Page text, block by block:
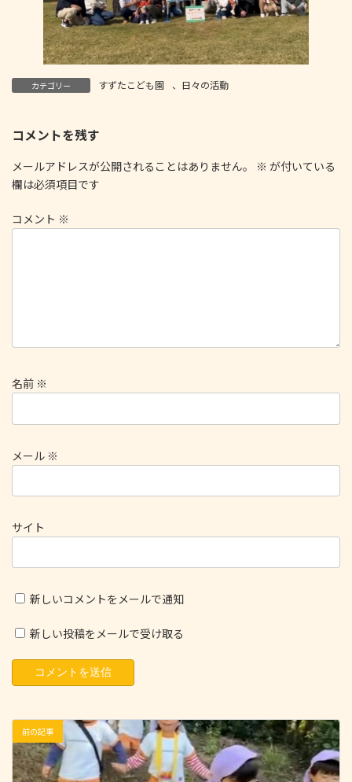
カテゴリー すずたこども園 、 日々の活動
コメントを残す
メールアドレスが公開されることはありません。 ※ が付いている
欄は必須項目です
コメント ※
名前 ※
メール ※
サイト
新しいコメントをメールで通知
新しい投稿をメールで受け取る
前の記事